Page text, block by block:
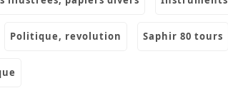
politique, revolution saphir 80 tours